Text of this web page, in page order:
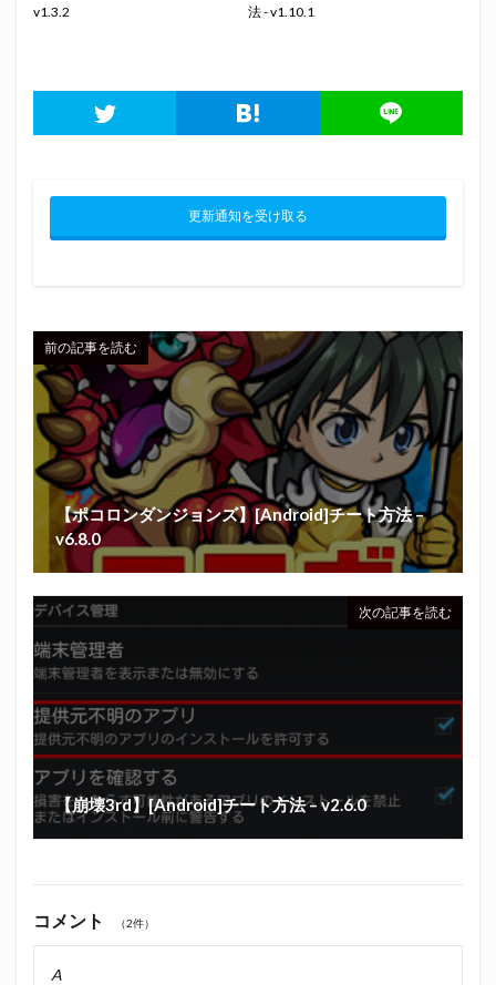
v1.3.2
法 - v1.10.1
更新通知を受け取る
前の記事を読む
【ポコロンダンジョンズ】[Android]チート方法 –
v6.8.0
次の記事を読む
【崩壊3rd】[Android]チート方法 – v2.6.0
コメント （2件）
A